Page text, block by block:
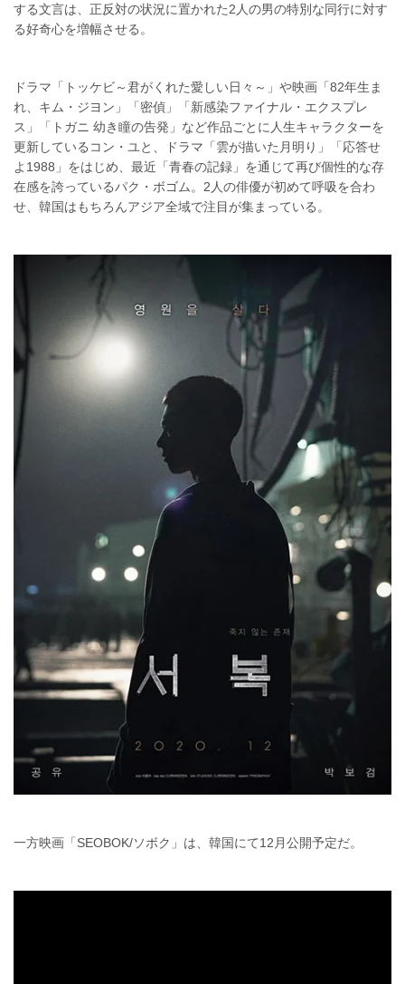
する文言は、正反対の状況に置かれた2人の男の特別な同行に対す
る好奇心を増幅させる。
ドラマ「トッケビ～君がくれた愛しい日々～」や映画「82年生ま
れ、キム・ジヨン」「密偵」「新感染ファイナル・エクスプレ
ス」「トガニ 幼き瞳の告発」など作品ごとに人生キャラクターを
更新しているコン・ユと、ドラマ「雲が描いた月明り」「応答せ
よ1988」をはじめ、最近「青春の記録」を通じて再び個性的な存
在感を誇っているパク・ボゴム。2人の俳優が初めて呼吸を合わ
せ、韓国はもちろんアジア全域で注目が集まっている。
一方映画「SEOBOK/ソボク」は、韓国にて12月公開予定だ。